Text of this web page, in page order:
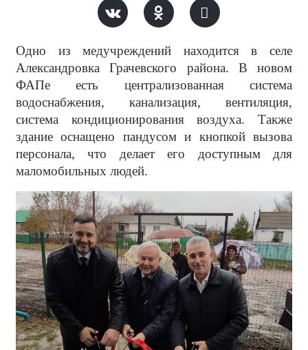
Одно из медучреждений находится в селе
Александровка Грачевского района. В новом
ФАПе есть централизованная система
водоснабжения, канализация, вентиляция,
система кондиционирования воздуха. Также
здание оснащено пандусом и кнопкой вызова
персонала, что делает его доступным для
маломобильных людей.